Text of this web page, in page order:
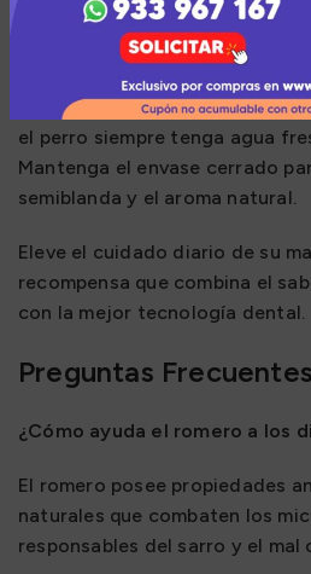
entrenamiento o como un
día. Al ser una golosina
dieta diaria sin sustituir el
recomienda supervisar la
el perro siempre tenga agua
Mantenga el envase cerrado
semiblanda y el aroma natural.
Eleve el cuidado diario de su
recompensa que combina el
con la mejor tecnología dental.
Preguntas Frecuentes
¿Cómo ayuda el romero a los
El romero posee propiedades
naturales que combaten los
responsables del sarro y el mal